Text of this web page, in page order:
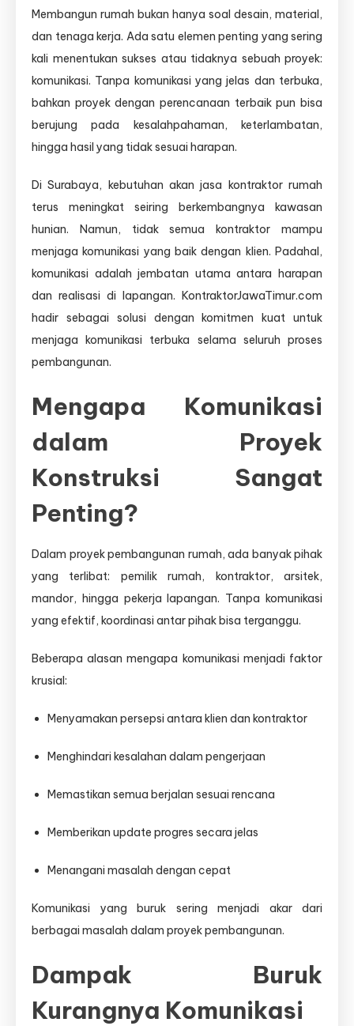
menjaga
komunikasi
terbuka
selama
proses
Membangun rumah bukan hanya soal desain, material,
dan tenaga kerja. Ada satu elemen penting yang sering
kali menentukan sukses atau tidaknya sebuah proyek:
komunikasi. Tanpa komunikasi yang jelas dan terbuka,
bahkan proyek dengan perencanaan terbaik pun bisa
berujung pada kesalahpahaman, keterlambatan,
hingga hasil yang tidak sesuai harapan.
Di Surabaya, kebutuhan akan jasa kontraktor rumah
terus meningkat seiring berkembangnya kawasan
hunian. Namun, tidak semua kontraktor mampu
menjaga komunikasi yang baik dengan klien. Padahal,
komunikasi adalah jembatan utama antara harapan
dan realisasi di lapangan. KontraktorJawaTimur.com
hadir sebagai solusi dengan komitmen kuat untuk
menjaga komunikasi terbuka selama seluruh proses
pembangunan.
Mengapa Komunikasi
dalam Proyek
Konstruksi Sangat
Penting?
Dalam proyek pembangunan rumah, ada banyak pihak
yang terlibat: pemilik rumah, kontraktor, arsitek,
mandor, hingga pekerja lapangan. Tanpa komunikasi
yang efektif, koordinasi antar pihak bisa terganggu.
Beberapa alasan mengapa komunikasi menjadi faktor
krusial:
Menyamakan persepsi antara klien dan kontraktor
Menghindari kesalahan dalam pengerjaan
Memastikan semua berjalan sesuai rencana
Memberikan update progres secara jelas
Menangani masalah dengan cepat
Komunikasi yang buruk sering menjadi akar dari
berbagai masalah dalam proyek pembangunan.
Dampak Buruk
Kurangnya Komunikasi